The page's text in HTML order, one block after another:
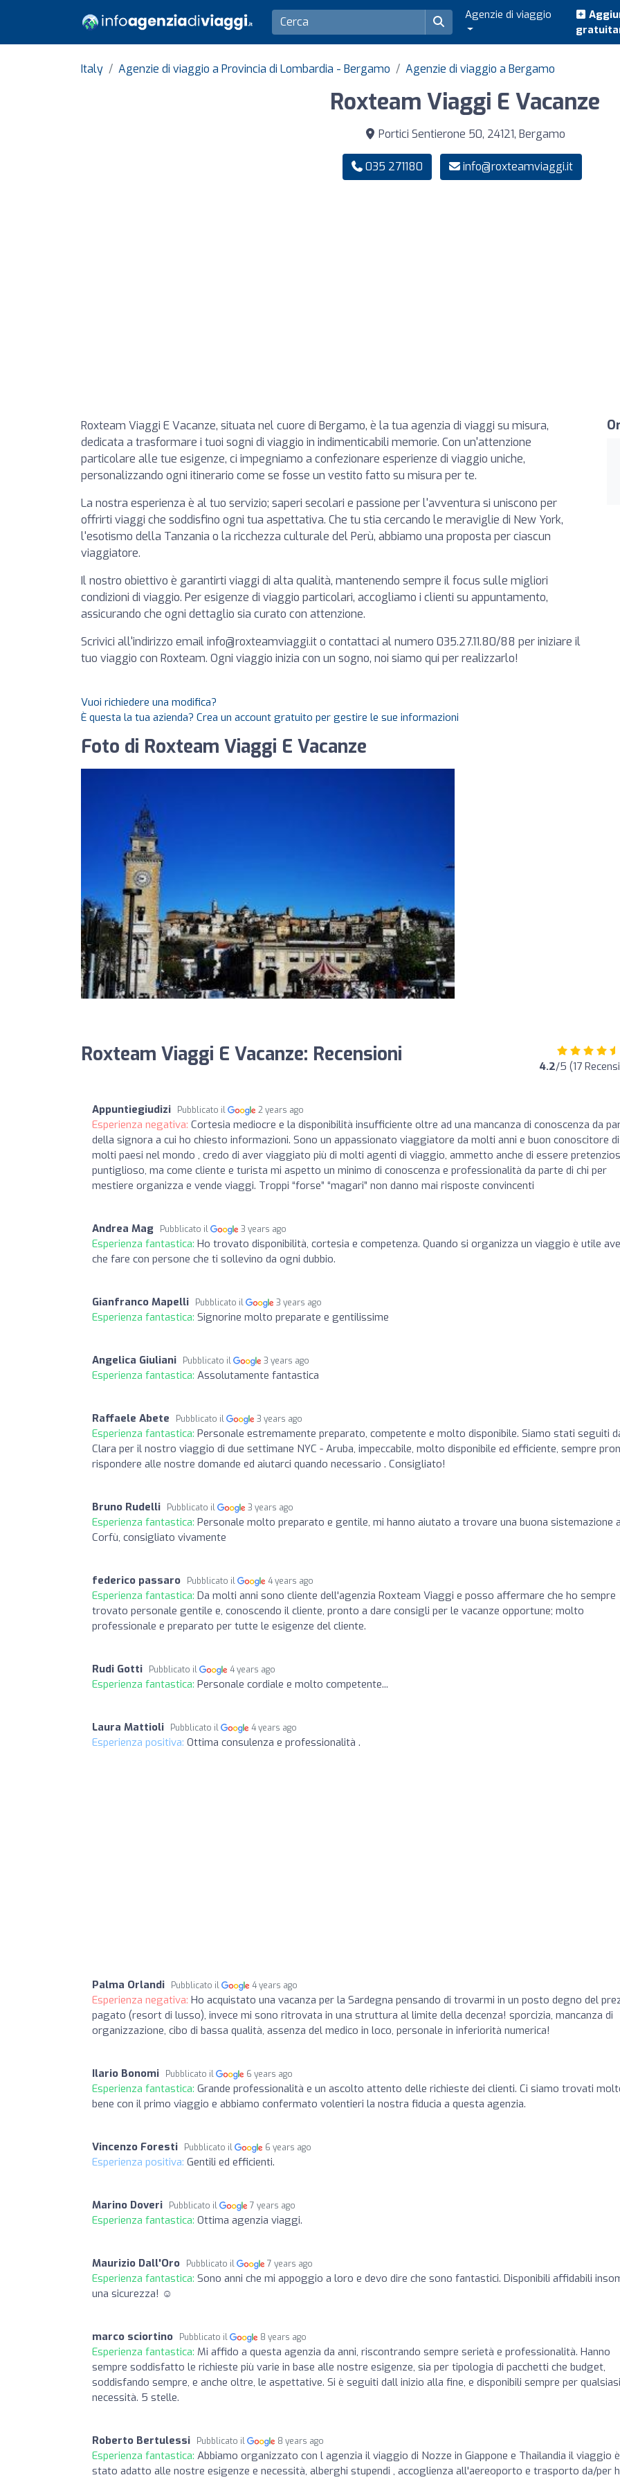
Agenzie di viaggio
Italy Agenzie di viaggio a Provincia di Lombardia - Bergamo Agenzie di viaggio a Bergamo
Roxteam Viaggi E Vacanze
Portici Sentierone 50, 24121, Bergamo
035 271180 info@roxteamviaggi.it
Roxteam Viaggi E Vacanze, situata nel cuore di Bergamo, è la tua agenzia di viaggi su misura,
dedicata a trasformare i tuoi sogni di viaggio in indimenticabili memorie. Con un'attenzione
particolare alle tue esigenze, ci impegniamo a confezionare esperienze di viaggio uniche,
personalizzando ogni itinerario come se fosse un vestito fatto su misura per te.
La nostra esperienza è al tuo servizio; saperi secolari e passione per l'avventura si uniscono per
offrirti viaggi che soddisfino ogni tua aspettativa. Che tu stia cercando le meraviglie di New York,
l'esotismo della Tanzania o la ricchezza culturale del Perù, abbiamo una proposta per ciascun
viaggiatore.
Il nostro obiettivo è garantirti viaggi di alta qualità, mantenendo sempre il focus sulle migliori
condizioni di viaggio. Per esigenze di viaggio particolari, accogliamo i clienti su appuntamento,
assicurando che ogni dettaglio sia curato con attenzione.
Scrivici all'indirizzo emailinfo@roxteamviaggi.ito contattaci al numero 035.27.11.80/88 per iniziare il
tuo viaggio con Roxteam. Ogni viaggio inizia con un sogno, noi siamo qui per realizzarlo!
Vuoi richiedere una modifica?
È questa la tua azienda? Crea un account gratuito per gestire le sue informazioni
Foto di Roxteam Viaggi E Vacanze
Roxteam Viaggi E Vacanze: Recensioni 4.2/5 (17
Appuntiegiudizi Pubblicato il 2 years ago
Esperienza negativa: Cortesia mediocre e la disponibilità insufficiente oltre ad una mancanza di conoscenza da
della signora a cui ho chiesto informazioni. Sono un appassionato viaggiatore da molti anni e buon conoscitore di
molti paesi nel mondo , credo di aver viaggiato più di molti agenti di viaggio, ammetto anche di essere
puntiglioso, ma come cliente e turista mi aspetto un minimo di conoscenza e professionalità da parte di chi per
mestiere organizza e vende viaggi. Troppi “forse” “magari” non danno mai risposte convincenti
Andrea Mag Pubblicato il 3 years ago
Esperienza fantastica: Ho trovato disponibilità, cortesia e competenza. Quando si organizza un viaggio è utile
che fare con persone che ti sollevino da ogni dubbio.
Gianfranco Mapelli Pubblicato il 3 years ago
Esperienza fantastica: Signorine molto preparate e gentilissime
Angelica Giuliani Pubblicato il 3 years ago
Esperienza fantastica: Assolutamente fantastica
Raffaele Abete Pubblicato il 3 years ago
Esperienza fantastica: Personale estremamente preparato, competente e molto disponibile. Siamo stati seguiti
Clara per il nostro viaggio di due settimane NYC - Aruba, impeccabile, molto disponibile ed efficiente, sempre
rispondere alle nostre domande ed aiutarci quando necessario . Consigliato!
Bruno Rudelli Pubblicato il 3 years ago
Esperienza fantastica: Personale molto preparato e gentile, mi hanno aiutato a trovare una buona sistemazione a
Corfù, consigliato vivamente
federico passaro Pubblicato il 4 years ago
Esperienza fantastica: Da molti anni sono cliente dell'agenzia Roxteam Viaggi e posso affermare che ho sempre
trovato personale gentile e, conoscendo il cliente, pronto a dare consigli per le vacanze opportune; molto
professionale e preparato per tutte le esigenze del cliente.
Rudi Gotti Pubblicato il 4 years ago
Esperienza fantastica: Personale cordiale e molto competente...
Laura Mattioli Pubblicato il 4 years ago
Esperienza positiva: Ottima consulenza e professionalità .
Palma Orlandi Pubblicato il 4 years ago
Esperienza negativa: Ho acquistato una vacanza per la Sardegna pensando di trovarmi in un posto degno del
pagato (resort di lusso), invece mi sono ritrovata in una struttura al limite della decenza! sporcizia, mancanza di
organizzazione, cibo di bassa qualità, assenza del medico in loco, personale in inferiorità numerica!
Ilario Bonomi Pubblicato il 6 years ago
Esperienza fantastica: Grande professionalità e un ascolto attento delle richieste dei clienti. Ci siamo trovati
bene con il primo viaggio e abbiamo confermato volentieri la nostra fiducia a questa agenzia.
Vincenzo Foresti Pubblicato il 6 years ago
Esperienza positiva: Gentili ed efficienti.
Marino Doveri Pubblicato il 7 years ago
Esperienza fantastica: Ottima agenzia viaggi.
Maurizio Dall'Oro Pubblicato il 7 years ago
Esperienza fantastica: Sono anni che mi appoggio a loro e devo dire che sono fantastici. Disponibili affidabili
una sicurezza! ☺
marco sciortino Pubblicato il 8 years ago
Esperienza fantastica: Mi affido a questa agenzia da anni, riscontrando sempre serietà e professionalità. Hanno
sempre soddisfatto le richieste più varie in base alle nostre esigenze, sia per tipologia di pacchetti che budget,
soddisfando sempre, e anche oltre, le aspettative. Si è seguiti dall inizio alla fine, e disponibili sempre per qualsiasi
necessità. 5 stelle.
Roberto Bertulessi Pubblicato il 8 years ago
Esperienza fantastica: Abbiamo organizzato con l agenzia il viaggio di Nozze in Giappone e Thailandia il viaggio è
stato adatto alle nostre esigenze e necessità, alberghi stupendi , accoglienza all'aereoporto e trasporto da/per